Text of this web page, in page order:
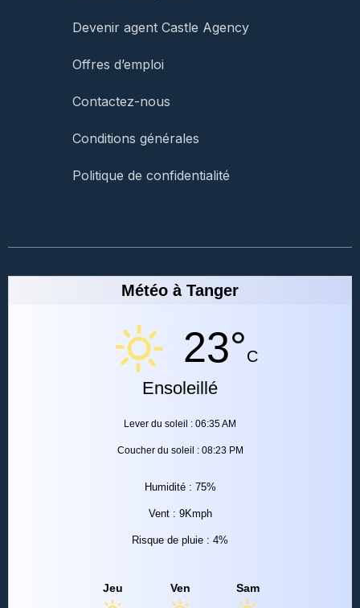
Devenir agent Castle Agency
Offres d’emploi
Contactez-nous
Conditions générales
Politique de confidentialité
Météo à Tanger
23°C
Ensoleillé
Lever du soleil : 06:35 AM
Coucher du soleil : 08:23 PM
Humidité : 75%
Vent : 9Kmph
Risque de pluie : 4%
Jeu Ven Sam